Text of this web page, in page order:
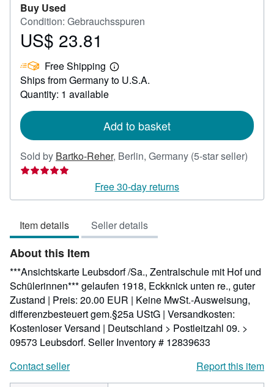
Buy Used
Condition: Gebrauchsspuren
Price
23.81
US$ 23.81
Free Shipping
Learn
more
Ships from Germany to U.S.A.
Quantity: 1 available
Add to basket
Sold by Bartko-Reher, Berlin, Germany (5-star seller)
out
Free 30-day returns
Item details Seller details
About this Item
***Ansichtskarte Leubsdorf /Sa., Zentralschule mit Hof und
Schülerinnen*** gelaufen 1918, Eckknick unten re., guter
Zustand | Preis: 20.00 EUR | Keine MwSt.-Ausweisung,
differenzbesteuert gem.§25a UStG | Versandkosten:
Kostenloser Versand | Deutschland > Postleitzahl 09. >
09573 Leubsdorf. Seller Inventory # 12839633
Contact seller
Report this item